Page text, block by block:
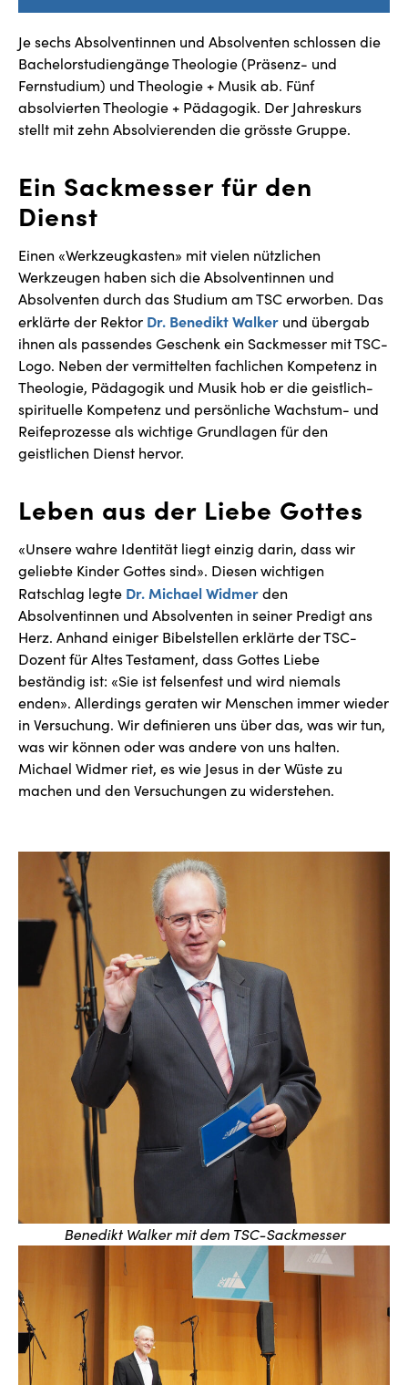
Je sechs Absolventinnen und Absolventen schlossen die
Bachelorstudiengänge Theologie (Präsenz- und
Fernstudium) und Theologie + Musik ab. Fünf
absolvierten Theologie + Pädagogik. Der Jahreskurs
stellt mit zehn Absolvierenden die grösste Gruppe.
Ein Sackmesser für den
Dienst
Einen «Werkzeugkasten» mit vielen nützlichen
Werkzeugen haben sich die Absolventinnen und
Absolventen durch das Studium am TSC erworben. Das
erklärte der Rektor Dr. Benedikt Walker und übergab
ihnen als passendes Geschenk ein Sackmesser mit TSC-
Logo. Neben der vermittelten fachlichen Kompetenz in
Theologie, Pädagogik und Musik hob er die geistlich-
spirituelle Kompetenz und persönliche Wachstum- und
Reifeprozesse als wichtige Grundlagen für den
geistlichen Dienst hervor.
Leben aus der Liebe Gottes
«Unsere wahre Identität liegt einzig darin, dass wir
geliebte Kinder Gottes sind». Diesen wichtigen
Ratschlag legte Dr. Michael Widmerden
Absolventinnen und Absolventen in seiner Predigt ans
Herz. Anhand einiger Bibelstellen erklärte der TSC-
Dozent für Altes Testament, dass Gottes Liebe
beständig ist: «Sie ist felsenfest und wird niemals
enden». Allerdings geraten wir Menschen immer wieder
in Versuchung. Wir definieren uns über das, was wir tun,
was wir können oder was andere von uns halten.
Michael Widmer riet, es wie Jesus in der Wüste zu
machen und den Versuchungen zu widerstehen.
Benedikt Walker mit dem TSC-Sackmesser